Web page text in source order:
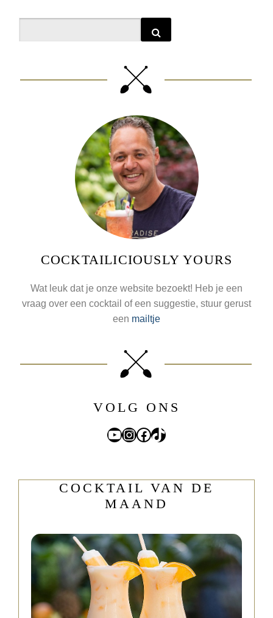
COCKTAILICIOUSLY YOURS
Wat leuk dat je onze website bezoekt! Heb je een
vraag over een cocktail of een suggestie, stuur gerust
een mailtje
VOLG ONS
YouTube
Instagram
Facebook
TikTok
COCKTAIL VAN DE
MAAND